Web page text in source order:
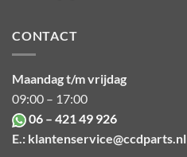
CONTACT
Maandag t/m vrijdag
09:00 – 17:00
06 – 421 49 926
E.: klantenservice@ccdparts.nl